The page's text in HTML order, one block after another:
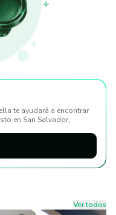
te ayudará a encontrar
en San Salvador,
Ver todos